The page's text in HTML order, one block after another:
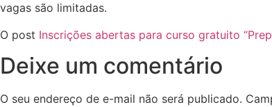
vagas são limitadas.
O post Inscrições abertas para curso gratuito
Deixe um comentário
O seu endereço de e-mail não será publicado.